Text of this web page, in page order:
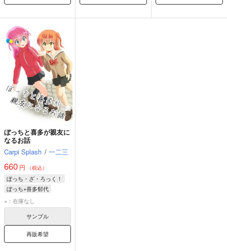
ぼっちと喜多が親友に
なるお話
Carpi Splash / 一二三
660 円 （税込）
ぼっち・ざ・ろっく！
ぼっち×喜多郁代
喜多郁代
×：在庫なし
サンプル
再販希望